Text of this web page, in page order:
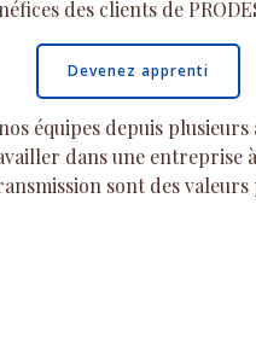
des clients de
Devenez apprenti
équipes depuis plusieurs
dans une entreprise
sont des